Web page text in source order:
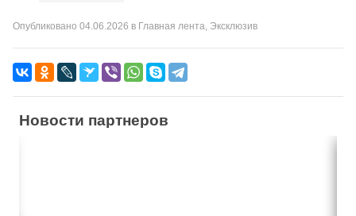
Опубликовано 04.06.2026 в Главная лента, Эксклюзив
Новости партнеров